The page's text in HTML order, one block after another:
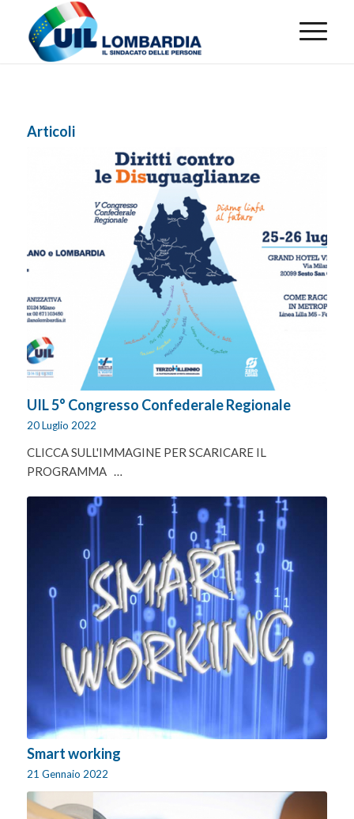
Articoli
UIL 5° Congresso Confederale Regionale
20 Luglio 2022
CLICCA SULL'IMMAGINE PER SCARICARE IL
PROGRAMMA …
Smart working
21 Gennaio 2022